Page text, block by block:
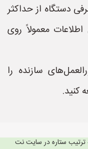
دستگاه از حداکثر
معمولاً روی
سازنده را
کنید.
ترتیب ستاره در سایت نت